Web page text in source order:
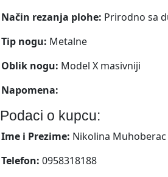
Način rezanja plohe: Prirodno sa
Tip nogu: Metalne
Oblik nogu: Model X masivniji
Napomena:
Podaci o kupcu:
Ime i Prezime: Nikolina Muhoberac
Telefon: 0958318188